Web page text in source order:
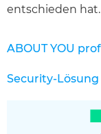
entschieden hat.
ABOUT YOU
Security-Lösung